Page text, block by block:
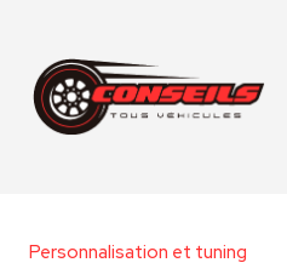
Personnalisation et tuning